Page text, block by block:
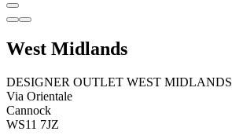
West Midlands
DESIGNER OUTLET WEST MIDLANDS
Via Orientale
Cannock
WS11 7JZ